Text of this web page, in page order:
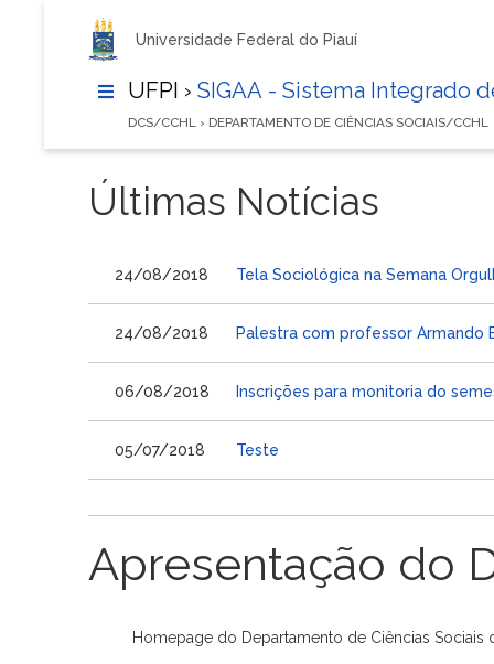
Universidade Federal do Piauí
UFPI › SIGAA - Sistema Integrado
DCS/CCHL › DEPARTAMENTO DE CIÊNCIAS SOCIAIS/CCHL
Últimas Notícias
24/08/2018 Tela Sociológica na Semana
24/08/2018 Palestra com professor Armando
06/08/2018 Inscrições para monitoria do
05/07/2018 Teste
Apresentação do
Homepage do Departamento de Ciências Sociais